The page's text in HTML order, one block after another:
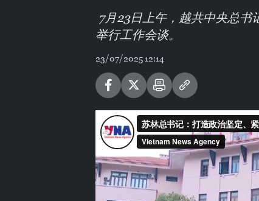
7月23日上午，越共中央总书
举行工作会谈。
23/07/2025 12:14